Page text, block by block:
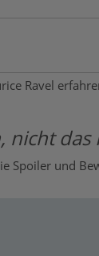
Ravel
das
Spoiler und